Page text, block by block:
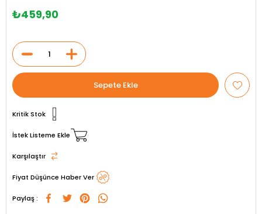
₺459,90
Kritik Stok
İstek Listeme Ekle
Karşılaştır
Fiyat Düşünce Haber Ver
Paylaş :